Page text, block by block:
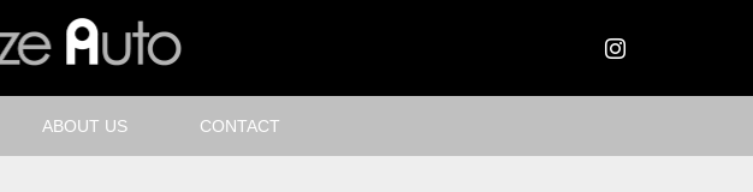
ABOUT US CONTACT